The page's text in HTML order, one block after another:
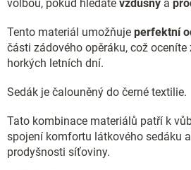
volbou, pokud hledáte vzdušný a
Tento materiál umožňuje perfektní
části zádového opěráku, což oceníte
horkých letních dní.
Sedák je čalouněný do černé textilie.
Tato kombinace materiálů patří k
spojení komfortu látkového sedáku
prodyšnosti síťoviny.